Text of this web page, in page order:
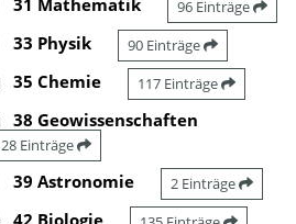
96 Einträge
33 Physik 90 Einträge
35 Chemie 117 Einträge
38 Geowissenschaften
28 Einträge
39 Astronomie 2 Einträge
42 Biologie